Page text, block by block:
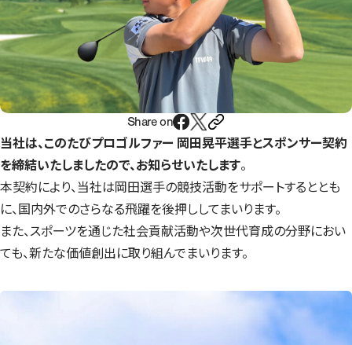
Share on
当社は、このたびプロゴルファー 岡田晃平選手とスポンサー契約
を締結いたしましたので、お知らせいたします。
本契約により、当社は岡田選手の競技活動をサポートするととも
に、国内外でのさらなる飛躍を後押ししてまいります。
また、スポーツを通じた社会貢献活動や次世代育成の分野におい
ても、新たな価値創出に取り組んでまいります。